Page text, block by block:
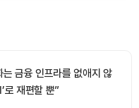
금융 인프라를 없애지 않
로 재편할 뿐”